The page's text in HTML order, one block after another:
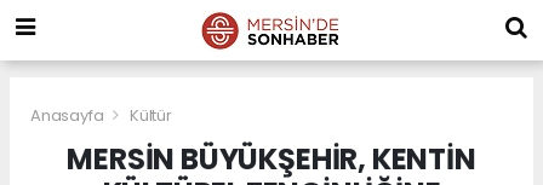
Anasayfa Kültür
MERSİN BÜYÜKŞEHİR, KENTİN